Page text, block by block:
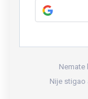
Nemate
Nije stigao